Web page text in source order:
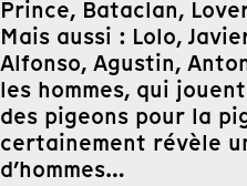
Prince, Bataclan,
Mais aussi : Lolo,
Alfonso, Agustin,
les hommes, qui
des pigeons pour la
certainement révèle
d’hommes…